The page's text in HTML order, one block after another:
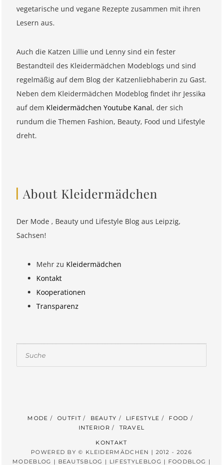
vegetarische und vegane Rezepte zusammen mit ihren
Lesern aus.
Auch die Katzen Lillie und Lenny sind ein fester
Bestandteil des Kleidermädchen Modeblogs und sind
regelmäßig auf dem Blog der Katzenliebhaberin zu Gast.
Neben dem Kleidermädchen Modeblog findet ihr Jessika
auf dem Kleidermädchen Youtube Kanal, der sich
rundum die Themen Fashion, Beauty, Food und Lifestyle
dreht.
About Kleidermädchen
Der Mode , Beauty und Lifestyle Blog aus Leipzig,
Sachsen!
Mehr zu Kleidermädchen
Kontakt
Kooperationen
Transparenz
MODE OUTFIT BEAUTY LIFESTYLE
FOOD
INTERIOR
TRAVEL
KONTAKT
POWERED BY © KLEIDERMÄDCHEN | 2012 - 2026
MODEBLOG | BEAUTSBLOG | LIFESTYLEBLOG | FOODBLOG |